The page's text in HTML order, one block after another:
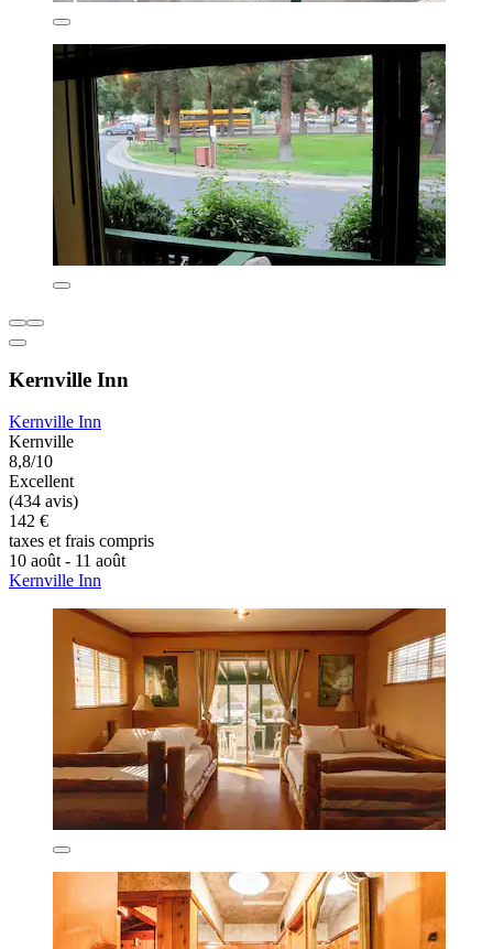
Kernville Inn
Kernville Inn
Kernville
8,8/10
Excellent
(434 avis)
142 €
taxes et frais compris
10 août - 11 août
Kernville Inn